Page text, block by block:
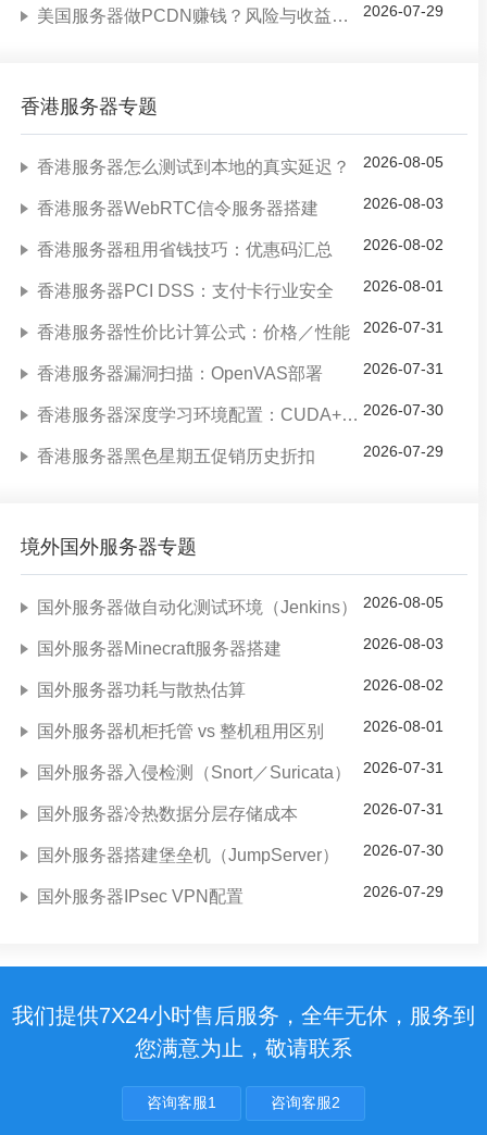
美国服务器做PCDN赚钱？风险与收益分析 2026-07-29
香港服务器专题
香港服务器怎么测试到本地的真实延迟？ 2026-08-05
香港服务器WebRTC信令服务器搭建 2026-08-03
香港服务器租用省钱技巧：优惠码汇总 2026-08-02
香港服务器PCI DSS：支付卡行业安全 2026-08-01
香港服务器性价比计算公式：价格／性能 2026-07-31
香港服务器漏洞扫描：OpenVAS部署 2026-07-31
香港服务器深度学习环境配置：CUDA+PyTorch 2026-07-30
香港服务器黑色星期五促销历史折扣 2026-07-29
境外国外服务器专题
国外服务器做自动化测试环境（Jenkins） 2026-08-05
国外服务器Minecraft服务器搭建 2026-08-03
国外服务器功耗与散热估算 2026-08-02
国外服务器机柜托管 vs 整机租用区别 2026-08-01
国外服务器入侵检测（Snort／Suricata） 2026-07-31
国外服务器冷热数据分层存储成本 2026-07-31
国外服务器搭建堡垒机（JumpServer） 2026-07-30
国外服务器IPsec VPN配置 2026-07-29
我们提供7X24小时售后服务，全年无休，服务到
您满意为止，敬请联系
咨询客服1 咨询客服2